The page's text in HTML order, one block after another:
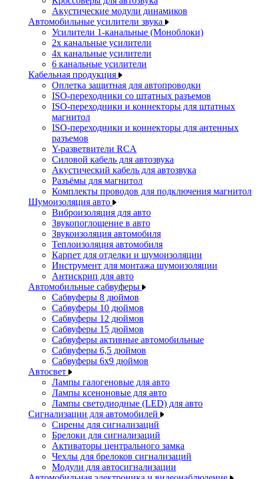
Акустические модули динамиков
Автомобильные усилители звука
Усилители 1-канальные (Моноблоки)
2х канальные усилители
4х канальные усилители
6 канальные усилители
Кабельная продукция
Оплетка защитная для автопроводки
ISO-переходники со штатных разъемов
ISO-переходники и коннекторы для штатных
магнитол
ISO-переходники и коннекторы для антенных
разъемов
Y-разветвители RCA
Силовой кабель для автозвука
Акустический кабель для автозвука
Разъёмы для магнитол
Комплекты проводов для подключения магнитол
Шумоизоляция авто
Виброизоляция для авто
Звукопоглощение в авто
Звукоизоляция автомобиля
Теплоизоляция автомобиля
Карпет для отделки и шумоизоляции
Инструмент для монтажа шумоизоляции
Антискрип для авто
Автомобильные сабвуферы
Сабвуферы 8 дюймов
Сабвуферы 10 дюймов
Сабвуферы 12 дюймов
Сабвуферы 15 дюймов
Сабвуферы активные автомобильные
Сабвуферы 6,5 дюймов
Сабвуферы 6x9 дюймов
Автосвет
Лампы галогеновые для авто
Лампы ксеноновые для авто
Лампы светодиодные (LED) для авто
Сигнализации для автомобилей
Сирены для сигнализаций
Брелоки для сигнализаций
Активаторы центрального замка
Чехлы для брелоков сигнализаций
Модули для автосигнализации